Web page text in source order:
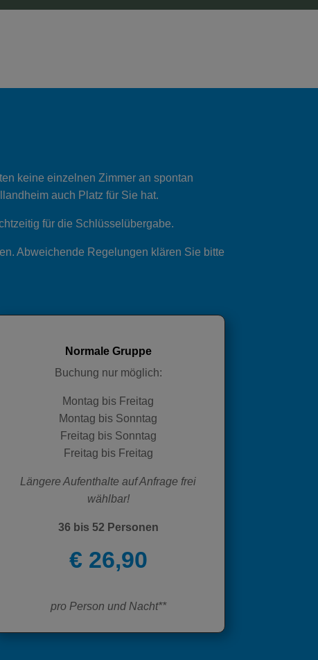
keine einzelnen Zimmer an spontan
auch Platz für Sie hat.
für die Schlüsselübergabe.
Abweichende Regelungen klären Sie bitte
Normale Gruppe
Buchung nur möglich:
Montag bis Freitag
Montag bis Sonntag
Freitag bis Sonntag
Freitag bis Freitag
Längere Aufenthalte auf Anfrage frei
wählbar!
36 bis 52 Personen
€ 26,90
pro Person und Nacht**